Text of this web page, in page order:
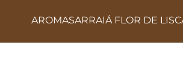
AROMASARRAIÁ FLOR DE LIS